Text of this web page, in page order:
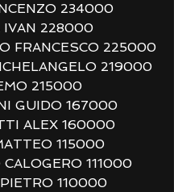
234000
IVAN 228000
FRANCESCO 225000
219000
215000
GUIDO 167000
ALEX 160000
115000
111000
110000